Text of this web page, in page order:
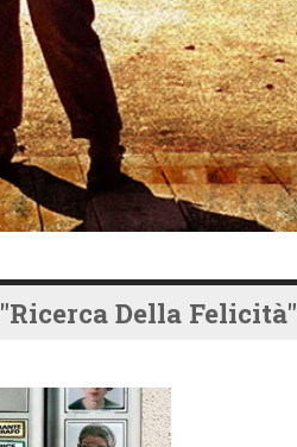
"ricerca Della Felicità"